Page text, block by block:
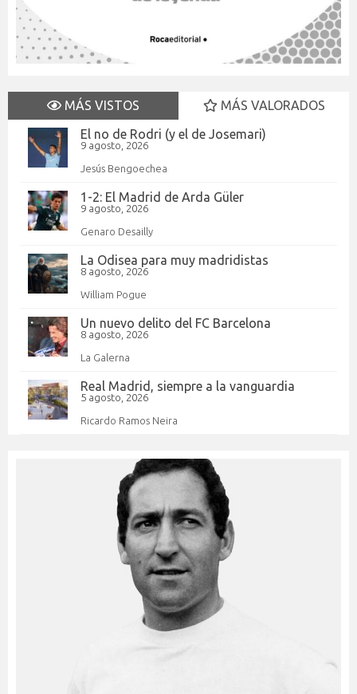
MÁS VISTOS
MÁS VALORADOS
El no de Rodri (y el de Josemari)
9 agosto, 2026
Jesús Bengoechea
1-2: El Madrid de Arda Güler
9 agosto, 2026
Genaro Desailly
La Odisea para muy madridistas
8 agosto, 2026
William Pogue
Un nuevo delito del FC Barcelona
8 agosto, 2026
La Galerna
Real Madrid, siempre a la vanguardia
5 agosto, 2026
Ricardo Ramos Neira